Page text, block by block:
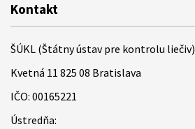
Kontakt
ŠÚKL (Štátny ústav pre kontrolu liečiv)
Kvetná 11 825 08 Bratislava
IČO: 00165221
Ústredňa: